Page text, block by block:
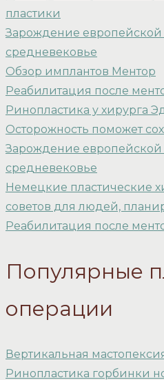
пластики
Зарождение европейской
средневековье
Обзор имплантов Ментор
Реабилитация после
Ринопластика у хирурга
Осторожность поможет
Зарождение европейской
средневековье
Немецкие пластические
советов для людей,
Реабилитация после
Популярные
операции
Вертикальная
Ринопластика горбинки